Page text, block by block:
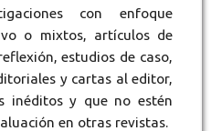
con enfoque
o mixtos, artículos de
estudios de caso,
y cartas al editor,
inéditos y que no estén
en otras revistas.